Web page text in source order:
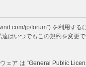
jp/forum”) を利用する
はいつでもこの規約を変更
ェア は “General Public